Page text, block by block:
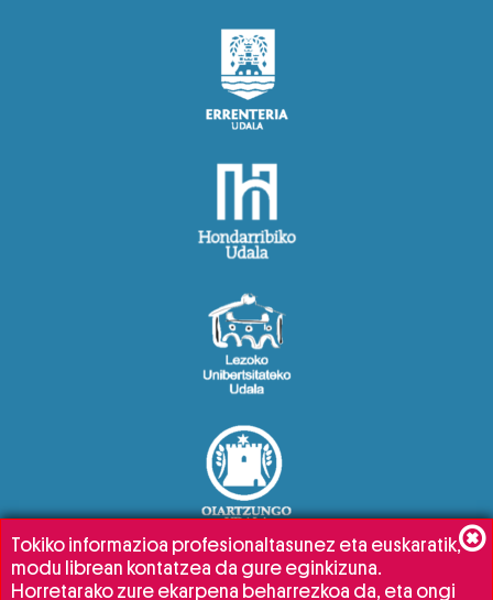
Tokiko informazioa profesionaltasunez eta euskaratik,
modu librean kontatzea da gure eginkizuna.
Horretarako zure ekarpena beharrezkoa da, eta ongi